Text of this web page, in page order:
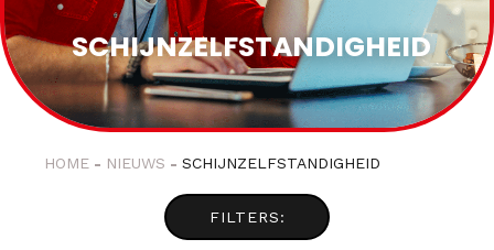
SCHIJNZELFSTANDIGHEID
HOME NIEUWS SCHIJNZELFSTANDIGHEID